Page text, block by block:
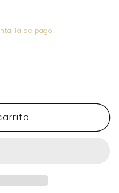
de pago.